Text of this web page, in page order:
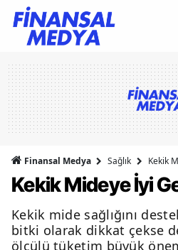
Finansal Medya Sağlık Kekik
Kekik Mideye İyi
Kekik mide sağlığını
bitki olarak dikkat çekse
ölçülü tüketim büyük